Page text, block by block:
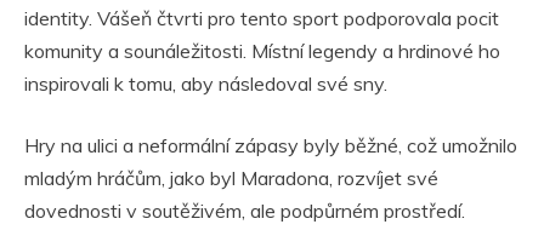
identity. Vášeň čtvrti pro tento sport podporovala pocit
komunity a sounáležitosti. Místní legendy a hrdinové ho
inspirovali k tomu, aby následoval své sny.
Hry na ulici a neformální zápasy byly běžné, což umožnilo
mladým hráčům, jako byl Maradona, rozvíjet své
dovednosti v soutěživém, ale podpůrném prostředí.